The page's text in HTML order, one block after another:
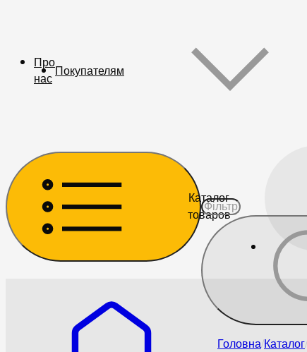
Про
нас Покупателям
Каталог
товаров
Головна Каталог